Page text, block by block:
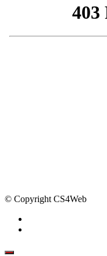
© Copyright CS4Web